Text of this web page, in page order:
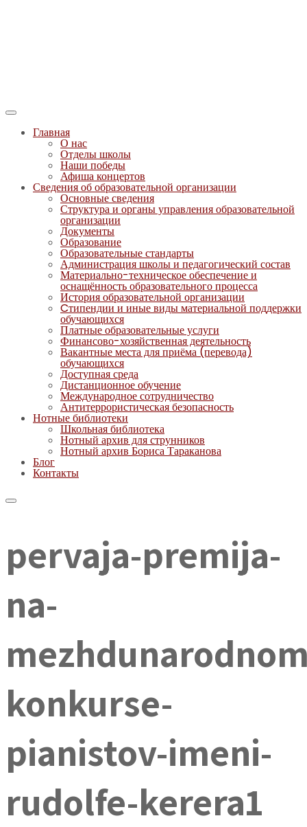
Главная
О нас
Отделы школы
Наши победы
Афиша концертов
Сведения об образовательной организации
Основные сведения
Структура и органы управления образовательной
организации
Документы
Образование
Образовательные стандарты
Администрация школы и педагогический состав
Материально-техническое обеспечение и
оснащённость образовательного процесса
История образовательной организации
Cтипендии и иные виды материальной поддержки
обучающихся
Платные образовательные услуги
Финансово-хозяйственная деятельность
Вакантные места для приёма (перевода)
обучающихся
Доступная среда
Дистанционное обучение
Международное сотрудничество
Антитеррористическая безопасность
Нотные библиотеки
Школьная библиотека
Нотный архив для струнников
Нотный архив Бориса Тараканова
Блог
Контакты
pervaja-premija-
na-
konkurse-
pianistov-imeni-
rudolfe-kerera1